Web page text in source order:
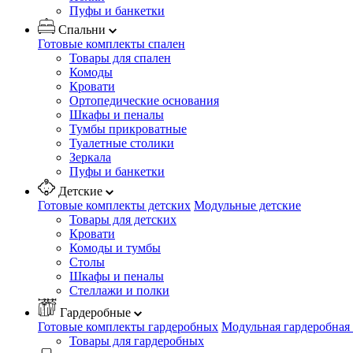
Пуфы и банкетки
Спальни
Готовые комплекты спален
Товары для спален
Комоды
Кровати
Ортопедические основания
Шкафы и пеналы
Тумбы прикроватные
Туалетные столики
Зеркала
Пуфы и банкетки
Детские
Готовые комплекты детских Модульные детские
Товары для детских
Кровати
Комоды и тумбы
Столы
Шкафы и пеналы
Стеллажи и полки
Гардеробные
Готовые комплекты гардеробных Модульная
Товары для гардеробных